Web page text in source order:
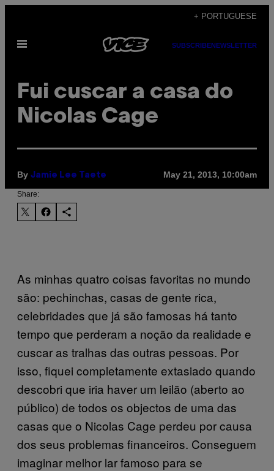
content
+ PORTUGUESE
Open
SUBSCRIBENEWSLETTER
Fui cuscar a casa do
Nicolas Cage
By Jamie Lee Taete May 21, 2013, 10:00am
Share:
As minhas quatro coisas favoritas no mundo
são: pechinchas, casas de gente rica,
celebridades que já são famosas há tanto
tempo que perderam a noção da realidade e
cuscar as tralhas das outras pessoas. Por
isso, fiquei completamente extasiado quando
descobri que iria haver um leilão (aberto ao
público) de todos os objectos de uma das
casas que o Nicolas Cage perdeu por causa
dos seus problemas financeiros. Conseguem
imaginar melhor lar famoso para se